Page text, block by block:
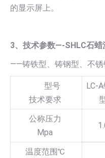
的显示屏上。
3、技术参数—-SHLC石蜡
——铸铁型、铸钢型、不
型号
技术要求
LC-
公称压力
Mpa
温度范围℃